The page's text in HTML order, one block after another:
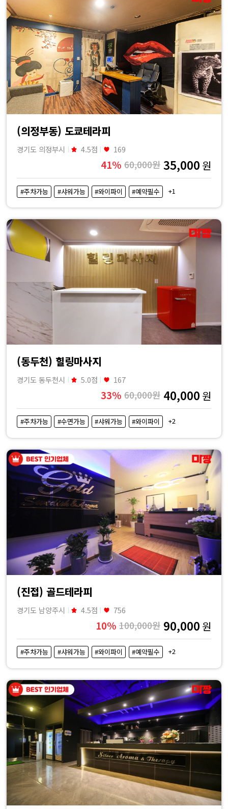
(의정부동) 도쿄테라피
경기도 의정부시 4.5점 169
41% 60,000원 35,000 원
#주차가능 #샤워가능 #와이파이 #예약필수 +1
(동두천) 힐링마사지
경기도 동두천시 5.0점 167
33% 60,000원 40,000 원
#주차가능 #수면가능 #샤워가능 #와이파이 +2
(진접) 골드테라피
경기도 남양주시 4.5점 756
10% 100,000원 90,000 원
#주차가능 #샤워가능 #와이파이 #예약필수 +2